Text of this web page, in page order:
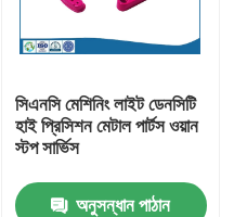
সিএনসি মেশিনিং লাইট ডেনসিটি
হাই প্রিসিশন মেটাল পার্টস ওয়ান
স্টপ সার্ভিস
অনুসন্ধান পাঠান